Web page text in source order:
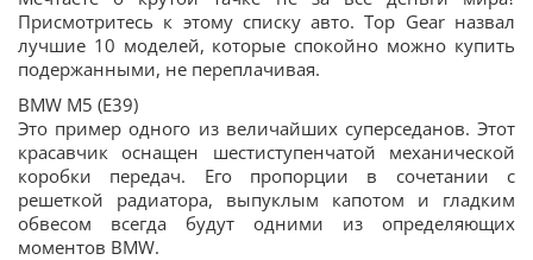
Присмотритесь к этому списку авто. Top Gear назвал
лучшие 10 моделей, которые спокойно можно купить
подержанными, не переплачивая.
BMW M5 (E39)
Это пример одного из величайших суперседанов. Этот
красавчик оснащен шестиступенчатой ​​механической
коробки передач. Его пропорции в сочетании с
решеткой радиатора, выпуклым капотом и гладким
обвесом всегда будут одними из определяющих
моментов BMW.